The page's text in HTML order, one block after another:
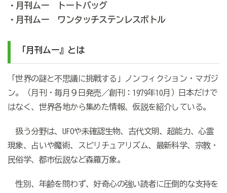
・月刊ムー トートバッグ
・月刊ムー ワンタッチステンレスボトル
「月刊ムー』とは
「世界の謎と不思議に挑戦する」ノンフィクション・マガジ
ン。（月刊・毎月９日発売／創刊：1979年10月）日本だけで
はなく、世界各地から集めた情報、仮説を紹介している。
扱う分野は、UFOや未確認生物、古代文明、超能力、心霊
現象、占いや魔術、スピリチュアリズム、最新科学、宗教・
民俗学、都市伝説など森羅万象。
性別、年齢を問わず、好奇心の強い読者に圧倒的な支持を